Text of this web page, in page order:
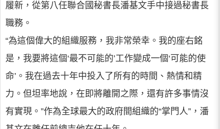
履新，從第八任聯合國秘書長潘基文手中接過秘書長
職務。
“為這個偉大的組織服務，我非常榮幸。我的座右銘
是，我要將這個‘最不可能的’工作變成一個‘可能的使
命’。我在過去十年中投入了所有的時間、熱情和精
力。但坦率地說，在即將離開之際，還有許多事情沒
有實現。”作為全球最大的政府間組織的“掌門人”，潘